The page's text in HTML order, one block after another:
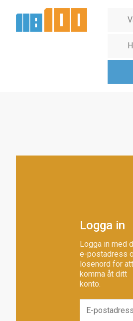
Logga in
Logga in med
e-postadress
lösenord för att
komma åt ditt
konto.